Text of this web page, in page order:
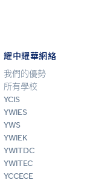
耀中耀華網絡
我們的優勢
所有學校
YCIS
YWIES
YWS
YWIEK
YWITDC
YWITEC
YCCECE